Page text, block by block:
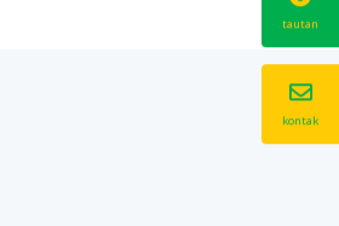
tautan
kontak